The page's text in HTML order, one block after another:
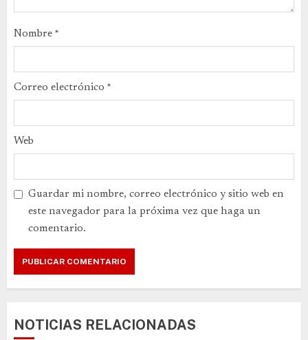
Nombre *
Correo electrónico *
Web
Guardar mi nombre, correo electrónico y sitio web en
este navegador para la próxima vez que haga un
comentario.
NOTICIAS RELACIONADAS